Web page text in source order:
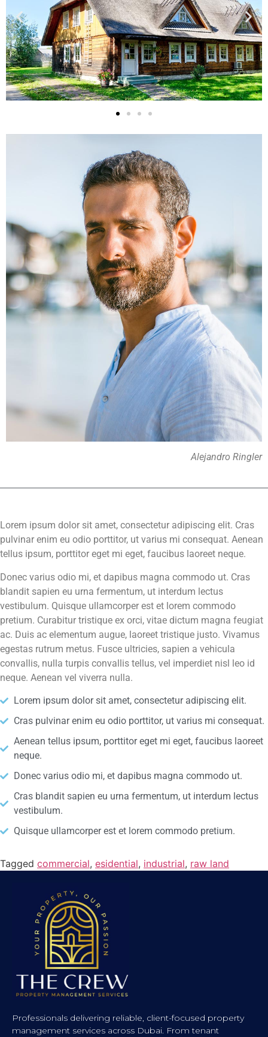
Alejandro Ringler
Lorem ipsum dolor sit amet, consectetur adipiscing elit. Cras
pulvinar enim eu odio porttitor, ut varius mi consequat. Aenean
tellus ipsum, porttitor eget mi eget, faucibus laoreet neque.
Donec varius odio mi, et dapibus magna commodo ut. Cras
blandit sapien eu urna fermentum, ut interdum lectus
vestibulum. Quisque ullamcorper est et lorem commodo
pretium. Curabitur tristique ex orci, vitae dictum magna feugiat
ac. Duis ac elementum augue, laoreet tristique justo. Vivamus
egestas rutrum metus. Fusce ultricies, sapien a vehicula
convallis, nulla turpis convallis tellus, vel imperdiet nisl leo id
neque. Aenean vel viverra nulla.
Lorem ipsum dolor sit amet, consectetur adipiscing elit.
Cras pulvinar enim eu odio porttitor, ut varius mi consequat.
Aenean tellus ipsum, porttitor eget mi eget, faucibus laoreet
neque.
Donec varius odio mi, et dapibus magna commodo ut.
Cras blandit sapien eu urna fermentum, ut interdum lectus
vestibulum.
Quisque ullamcorper est et lorem commodo pretium.
Tagged commercial, esidential, industrial, raw land
Professionals delivering reliable, client-focused property
management services across Dubai. From tenant